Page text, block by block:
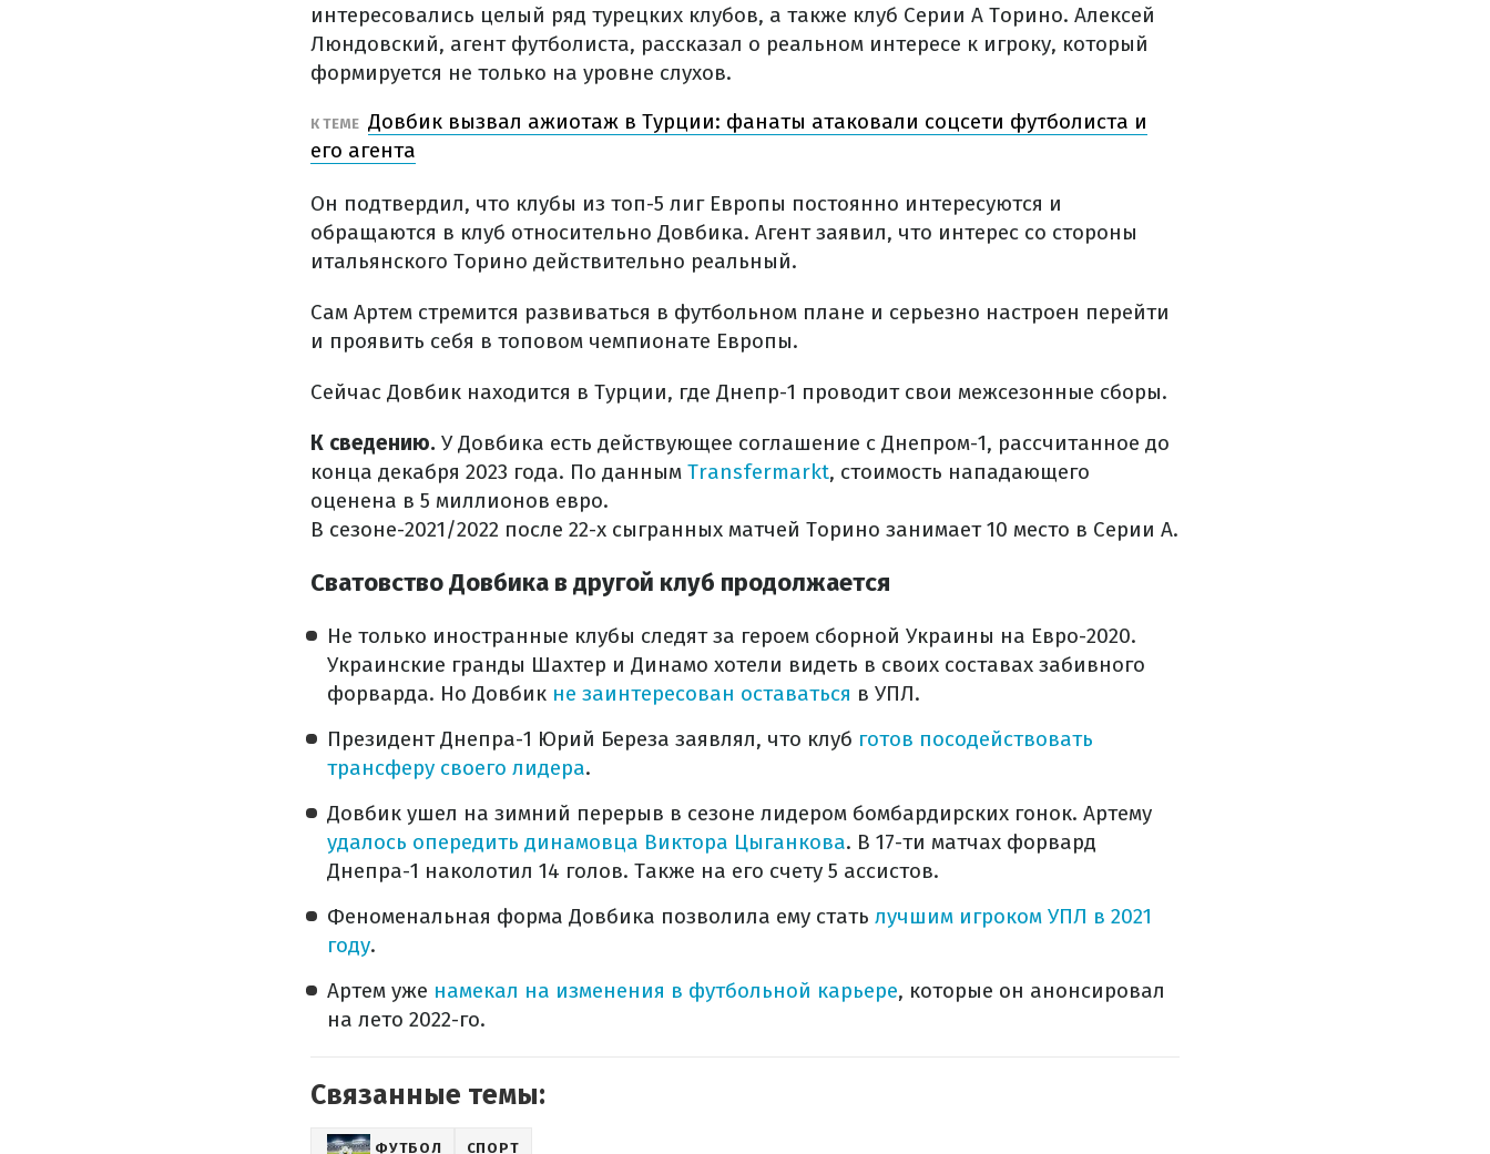
интересовались целый ряд турецких клубов, а также клуб Серии А Торино. Алексей
Люндовский, агент футболиста, рассказал о реальном интересе к игроку, который
формируется не только на уровне слухов.
К ТЕМЕ Довбик вызвал ажиотаж в Турции: фанаты атаковали соцсети футболиста и
его агента
Он подтвердил, что клубы из топ-5 лиг Европы постоянно интересуются и
обращаются в клуб относительно Довбика. Агент заявил, что интерес со стороны
итальянского Торино действительно реальный.
Сам Артем стремится развиваться в футбольном плане и серьезно настроен перейти
и проявить себя в топовом чемпионате Европы.
Сейчас Довбик находится в Турции, где Днепр-1 проводит свои межсезонные сборы.
К сведению. У Довбика есть действующее соглашение с Днепром-1, рассчитанное до
конца декабря 2023 года. По данным Transfermarkt, стоимость нападающего
оценена в 5 миллионов евро.
В сезоне-2021/2022 после 22-х сыгранных матчей Торино занимает 10 место в Серии А.
Сватовство Довбика в другой клуб продолжается
Не только иностранные клубы следят за героем сборной Украины на Евро-2020.
Украинские гранды Шахтер и Динамо хотели видеть в своих составах забивного
форварда. Но Довбик не заинтересован оставаться в УПЛ.
Президент Днепра-1 Юрий Береза ​​заявлял, что клуб готов посодействовать
трансферу своего лидера.
Довбик ушел на зимний перерыв в сезоне лидером бомбардирских гонок. Артему
удалось опередить динамовца Виктора Цыганкова. В 17-ти матчах форвард
Днепра-1 наколотил 14 голов. Также на его счету 5 ассистов.
Феноменальная форма Довбика позволила ему стать лучшим игроком УПЛ в 2021
году.
Артем уже намекал на изменения в футбольной карьере, которые он анонсировал
на лето 2022-го.
Связанные темы:
ФУТБОЛ СПОРТ